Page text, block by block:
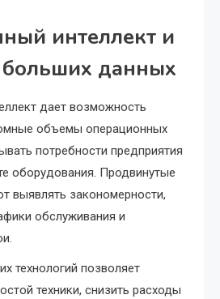
интеллект и
больших данных
дает возможность
объемы операционных
потребности предприятия
оборудования. Продвинутые
выявлять закономерности,
обслуживания и
технологий позволяет
техники, снизить расходы